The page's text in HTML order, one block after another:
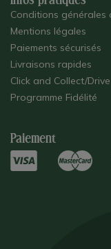
Conditions générales
Mentions légales
Paiements sécurisés
Livraisons rapides
Click and Collect/Drive
Programme Fidélité
Paiement